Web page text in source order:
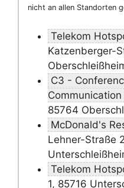
nicht an allen Standorten
Telekom
Katzenberger-
C3 -
Communication
85764
McDonald's
Lehner-Straße
Telekom
1, 85716